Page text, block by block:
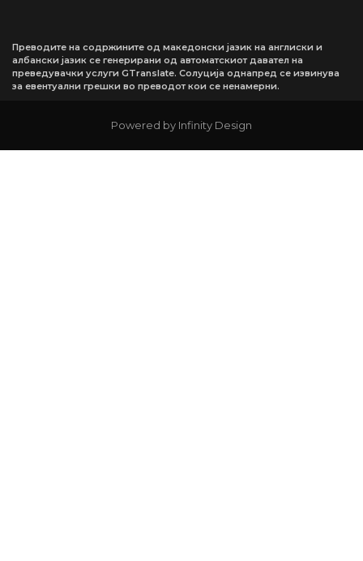
Преводите на содржините од македонски јазик на англиски и
албански јазик се генерирани од автоматскиот давател на
преведувачки услуги GTranslate. Солуција однапред се извинува
за евентуални грешки во преводот кои се ненамерни.
Powered by Infinity Design